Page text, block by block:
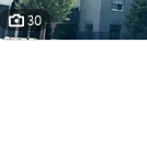
30